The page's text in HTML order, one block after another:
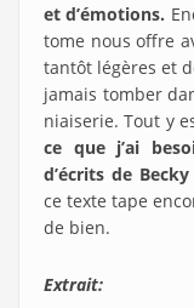
et d’émotions.
tome nous offre
tantôt légères et
jamais tomber
niaiserie. Tout y
ce que j’ai
d’écrits de
ce texte tape
de bien.
Extrait: